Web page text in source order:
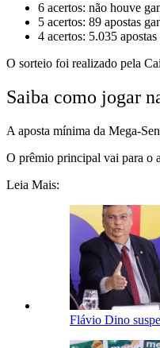
6 acertos: não houve
5 acertos: 89 apostas
4 acertos: 5.035
O sorteio foi realizado pela
Saiba como jogar
A aposta mínima da Mega-
O prêmio principal vai para o
Leia Mais:
Flávio Dino